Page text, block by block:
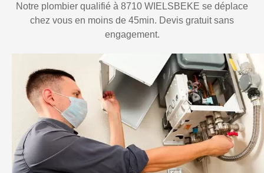
Notre plombier qualifié à 8710 WIELSBEKE se déplace
chez vous en moins de 45min. Devis gratuit sans
engagement.